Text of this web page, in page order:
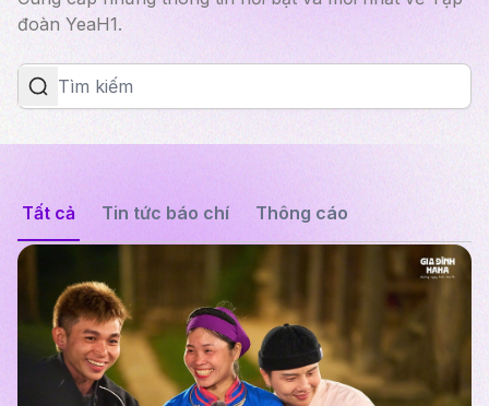
đoàn YeaH1.
Tất cả Tin tức báo chí Thông cáo